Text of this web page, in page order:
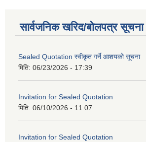
सार्वजनिक खरिद/बोलपत्र सूचना
Sealed Quotation स्वीकृत गर्ने आशयको सूचना
मिति: 06/23/2026 - 17:39
Invitation for Sealed Quotation
मिति: 06/10/2026 - 11:07
Invitation for Sealed Quotation